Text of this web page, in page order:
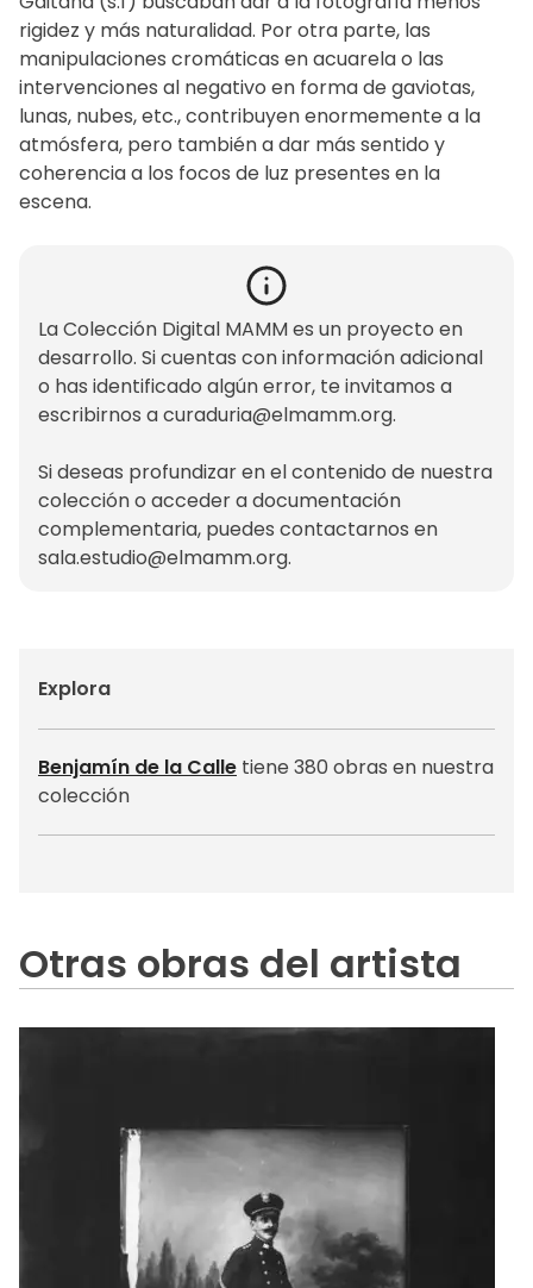
rigidez y más naturalidad. Por otra parte, las
manipulaciones cromáticas en acuarela o las
intervenciones al negativo en forma de gaviotas,
lunas, nubes, etc., contribuyen enormemente a la
atmósfera, pero también a dar más sentido y
coherencia a los focos de luz presentes en la
escena.
La Colección Digital MAMM es un proyecto en
desarrollo. Si cuentas con información adicional
o has identificado algún error, te invitamos a
escribirnos acuraduria@elmamm.org.
Si deseas profundizar en el contenido de nuestra
colección o acceder a documentación
complementaria, puedes contactarnos en
sala.estudio@elmamm.org.
Explora
Benjamín de la Calle tiene 380 obras en nuestra
colección
Otras obras del artista